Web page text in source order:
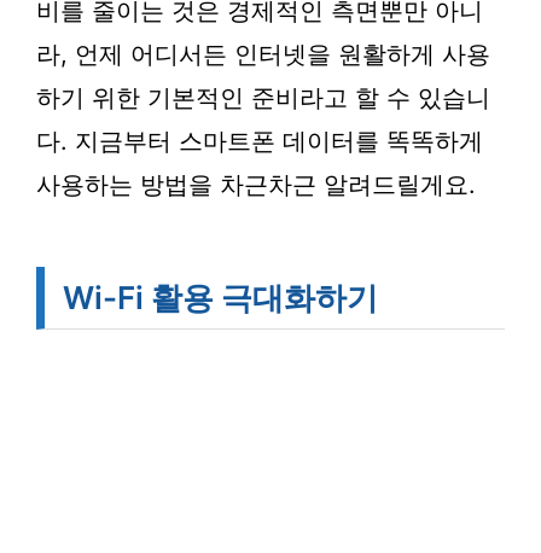
비를 줄이는 것은 경제적인 측면뿐만 아니
라, 언제 어디서든 인터넷을 원활하게 사용
하기 위한 기본적인 준비라고 할 수 있습니
다. 지금부터 스마트폰 데이터를 똑똑하게
사용하는 방법을 차근차근 알려드릴게요.
Wi-Fi 활용 극대화하기